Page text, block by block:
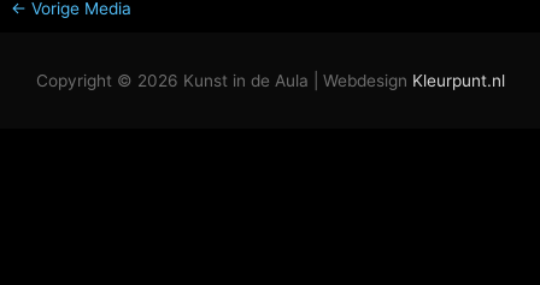
← Vorige Media
Copyright © 2026 Kunst in de Aula | Webdesign Kleurpunt.nl